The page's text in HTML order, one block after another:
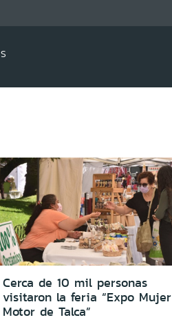
Cerca de 10 mil personas
visitaron la feria “Expo Mujer
Motor de Talca”